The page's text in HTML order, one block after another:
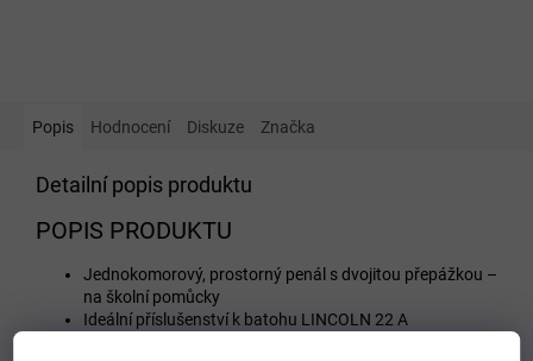
Popis Hodnocení Diskuze Značka
Detailní popis produktu
POPIS PRODUKTU
Jednokomorový, prostorný penál s dvojitou přepážkou –
na školní pomůcky
Ideální příslušenství k batohu LINCOLN 22 A